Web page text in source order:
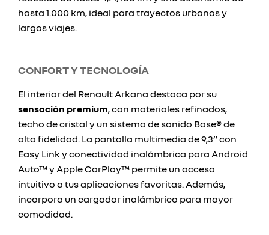
hasta 1.000 km, ideal para trayectos urbanos y
largos viajes.
CONFORT Y TECNOLOGÍA
El interior del Renault Arkana destaca por su
sensación premium, con materiales refinados,
techo de cristal y un sistema de sonido Bose® de
alta fidelidad. La pantalla multimedia de 9,3” con
Easy Link y conectividad inalámbrica para Android
Auto™ y Apple CarPlay™ permite un acceso
intuitivo a tus aplicaciones favoritas. Además,
incorpora un cargador inalámbrico para mayor
comodidad.